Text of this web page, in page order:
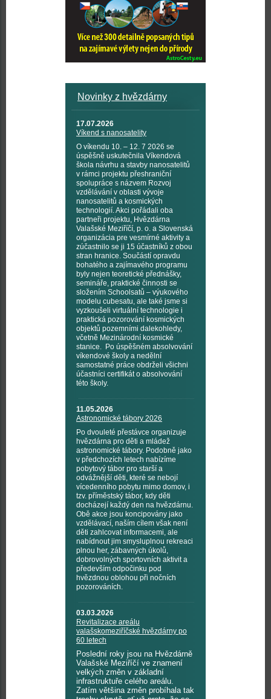
Novinky z hvězdárny
17.07.2026
Víkend s nanosatelity
O víkendu 10. – 12. 7 2026 se
úspěšně uskutečnila Víkendová
škola návrhu a stavby nanosatelitů
v rámci projektu přeshraniční
spolupráce s názvem Rozvoj
vzdělávání v oblasti vývoje
nanosatelitů a kosmických
technologií. Akci pořádali oba
partneři projektu, Hvězdárna
Valašské Meziříčí, p. o. a Slovenská
organizácia pre vesmírné aktivity a
zúčastnilo se ji 15 účastníků z obou
stran hranice. Součástí opravdu
bohatého a zajímavého programu
byly nejen teoretické přednášky,
semináře, praktické činnosti se
složením Schoolsatů – výukového
modelu cubesatu, ale také jsme si
vyzkoušeli virtuální technologie i
praktická pozorování kosmických
objektů pozemními dalekohledy,
včetně Mezinárodní kosmické
stanice. Po úspěšném absolvování
víkendové školy a nedělní
samostatné práce obdrželi všichni
účastníci certifikát o absolvování
této školy.
11.05.2026
Astronomické tábory 2026
Po dvouleté přestávce organizuje
hvězdárna pro děti a mládež
astronomické tábory. Podobně jako
v předchozích letech nabízíme
pobytový tábor pro starší a
odvážnější děti, které se nebojí
vícedenního pobytu mimo domov, i
tzv. příměstský tábor, kdy děti
docházejí každý den na hvězdárnu.
Obě akce jsou koncipovány jako
vzdělávací, naším cílem však není
děti zahlcovat informacemi, ale
nabídnout jim smysluplnou rekreaci
plnou her, zábavných úkolů,
dobrovolných sportovních aktivit a
především odpočinku pod
hvězdnou oblohou při nočních
pozorováních.
03.03.2026
Revitalizace areálu
valašskomeziříčské hvězdárny po
60 letech
Poslední roky jsou na Hvězdárně
Valašské Meziříčí ve znamení
velkých změn v základní
infrastruktuře celého areálu.
Zatím většina změn probíhala tak